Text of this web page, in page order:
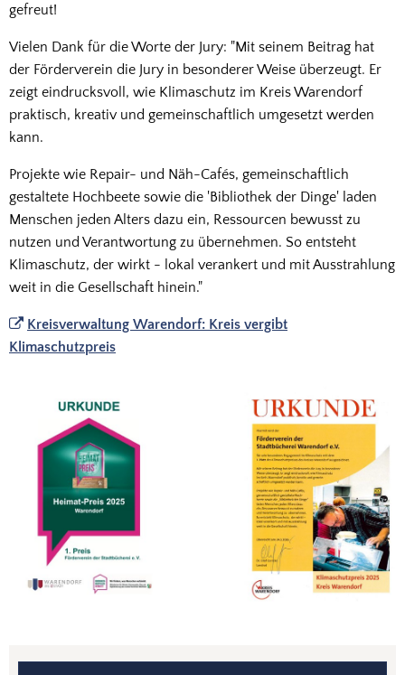
gefreut!
Vielen Dank für die Worte der Jury: "Mit seinem Beitrag hat
der Förderverein die Jury in besonderer Weise überzeugt. Er
zeigt eindrucksvoll, wie Klimaschutz im Kreis Warendorf
praktisch, kreativ und gemeinschaftlich umgesetzt werden
kann.
Projekte wie Repair- und Näh-Cafés, gemeinschaftlich
gestaltete Hochbeete sowie die 'Bibliothek der Dinge' laden
Menschen jeden Alters dazu ein, Ressourcen bewusst zu
nutzen und Verantwortung zu übernehmen. So entsteht
Klimaschutz, der wirkt - lokal verankert und mit Ausstrahlung
weit in die Gesellschaft hinein."
Kreisverwaltung Warendorf: Kreis vergibt
Klimaschutzpreis